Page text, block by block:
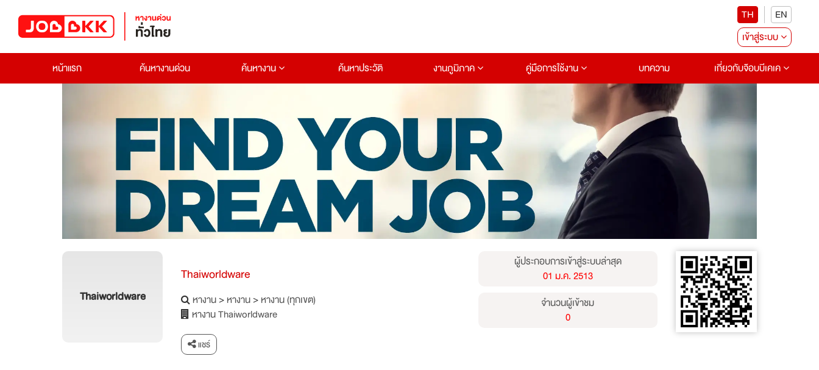
TH
EN
เข้าสู่ระบบ
หน้าแรก
ค้นหางานด่วน ค้นหางาน ค้นหาประวัติ งานภูมิภาค คู่มือการใช้งาน บทความ เกี่ยวกับจ๊อบบีเคเค
Thaiworldware
Thaiworldware
หางาน>หางาน>หางาน (ทุกเขต)
หางาน Thaiworldware
แชร์
ผู้ประกอบการเข้าสู่ระบบล่าสุด
01 ม.ค. 2513
จำนวนผู้เข้าชม
0